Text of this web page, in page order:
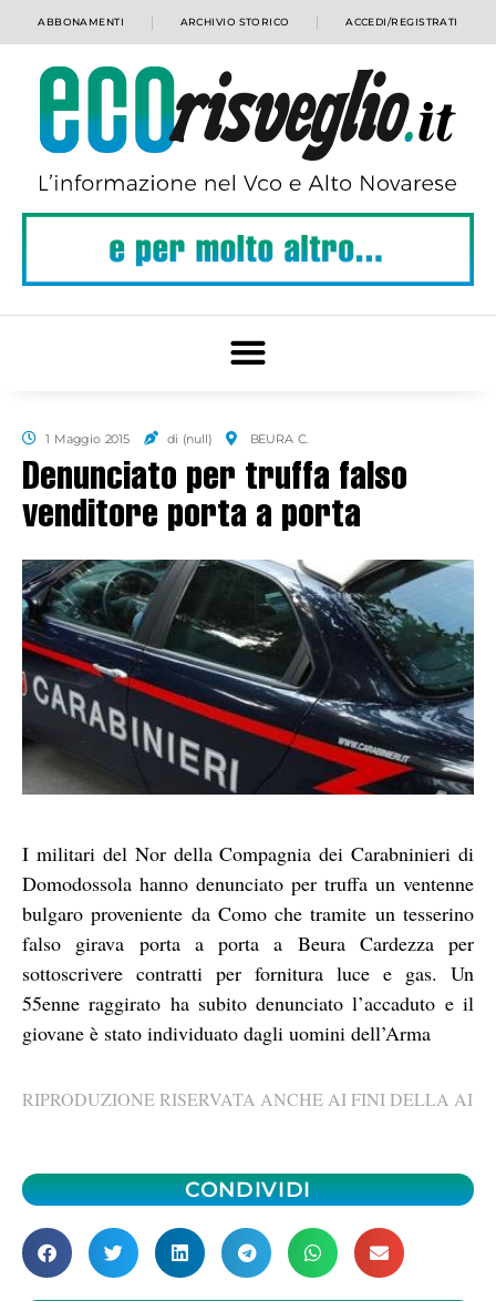
ABBONAMENTI ARCHIVIO STORICO ACCEDI/REGISTRATI
1 Maggio 2015 di (null) BEURA C.
Denunciato per truffa falso
venditore porta a porta
I militari del Nor della Compagnia dei Carabninieri di
Domodossola hanno denunciato per truffa un ventenne
bulgaro proveniente da Como che tramite un tesserino
falso girava porta a porta a Beura Cardezza per
sottoscrivere contratti per fornitura luce e gas. Un
55enne raggirato ha subito denunciato l’accaduto e il
giovane è stato individuato dagli uomini dell’Arma
RIPRODUZIONE RISERVATA ANCHE AI FINI DELLA AI
CONDIVIDI